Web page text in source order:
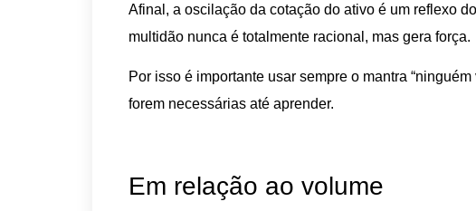
Afinal, a oscilação da cotação do ativo é um reflexo
multidão nunca é totalmente racional, mas gera força.
Por isso é importante usar sempre o mantra
forem necessárias até aprender.
Em relação ao volume